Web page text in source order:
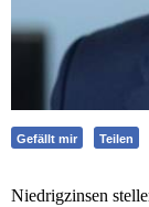
Gefällt mir Teilen
Niedrigzinsen